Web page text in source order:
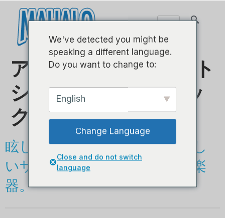
アーティストエリート
シリーズ–グラフィッ
ク
眩しいグラフィックと素晴らし
いサウンドを備えた高品質の楽
器。
We've detected you might be
speaking a different language.
Do you want to change to:
English
Change Language
Close and do not switch
language